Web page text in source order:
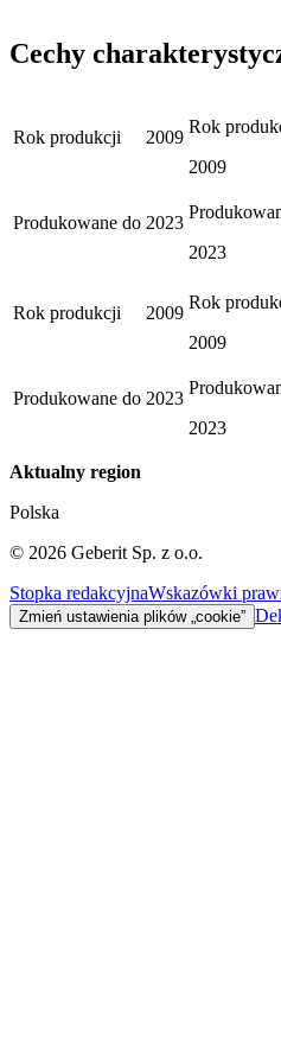
Cechy
Rok produkcji 2009
Rok
2009
Produkowane do 2023
2023
Rok produkcji 2009
Rok
2009
Produkowane do 2023
2023
Aktualny region
Polska
© 2026 Geberit Sp. z o.o.
Stopka redakcyjnaWskazówki
Zmień ustawienia plików „cookie”